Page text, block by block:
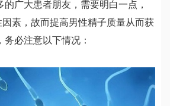
广大患者朋友，需要明白一点，
素，故而提高男性精子质量从而获
必注意以下情况：